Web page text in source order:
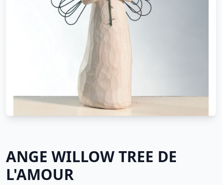
ANGE WILLOW TREE DE
L'AMOUR